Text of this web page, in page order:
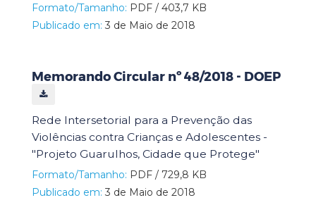
Formato/Tamanho: PDF / 403,7 KB
Publicado em: 3 de Maio de 2018
Memorando Circular nº 48/2018 - DOEP
Rede Intersetorial para a Prevenção das
Violências contra Crianças e Adolescentes -
"Projeto Guarulhos, Cidade que Protege"
Formato/Tamanho: PDF / 729,8 KB
Publicado em: 3 de Maio de 2018